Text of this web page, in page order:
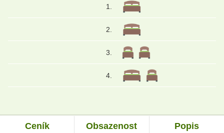
1.
2.
3.
4.
Ceník Obsazenost Popis